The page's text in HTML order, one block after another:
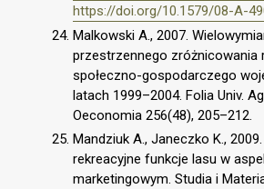
https://doi.org/10.1579/08-A-
Malkowski A., 2007.
przestrzennego zróżnicowania
społeczno-gospodarczego
latach 1999–2004. Folia Univ.
Oeconomia 256(48), 205–212.
Mandziuk A., Janeczko K.,
rekreacyjne funkcje lasu w
marketingowym. Studia i